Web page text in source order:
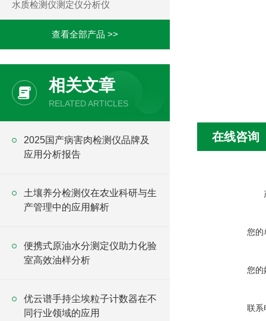
在线咨询
您的
您的
联系
水质检测仪测定仪分析仪
查看全部产品 >>
相关文章
RELATED ARTICLES
2025国产病害肉检测仪品牌及
应用分析报告
土壤养分检测仪在农业科研与生
产管理中的应用解析
便携式原油水分测定仪助力化验
室高效油样分析
优云谱手持尘埃粒子计数器在不
同行业领域的应用